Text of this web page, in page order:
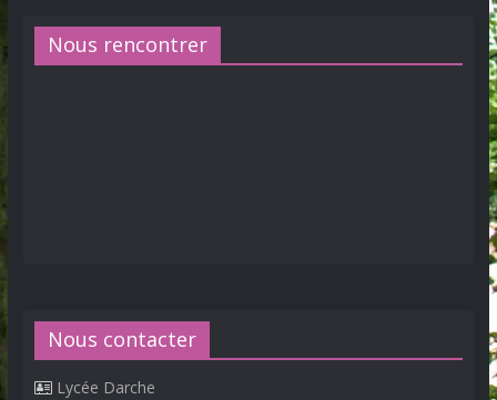
Nous rencontrer
Nous contacter
Lycée Darche